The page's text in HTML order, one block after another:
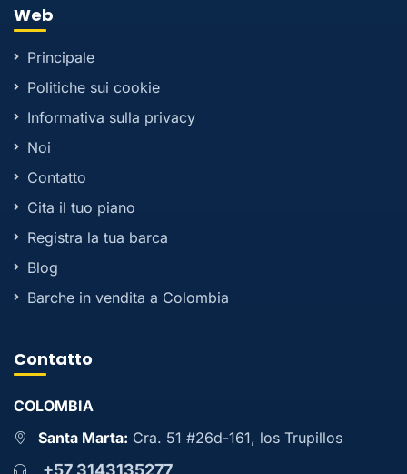
Web
Principale
Politiche sui cookie
Informativa sulla privacy
Noi
Contatto
Cita il tuo piano
Registra la tua barca
Blog
Barche in vendita a Colombia
Contatto
COLOMBIA
Santa Marta: Cra. 51 #26d-161, los Trupillos
+57 3143135277